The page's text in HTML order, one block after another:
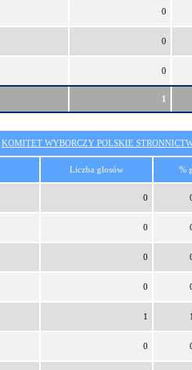
0
0
0
1
KOMITET WYBORCZY POLSKIE
Liczba głosów %
0
0
0
0
1
0